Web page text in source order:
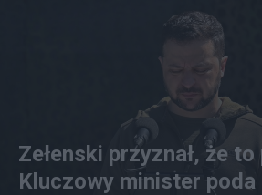
Zełenski przyznał, że to
Kluczowy minister poda